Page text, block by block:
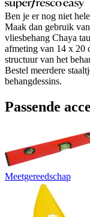
Ben je er nog niet
Maak dan gebruik
vliesbehang Chaya
afmeting van 14 x 20
structuur van het
Bestel meerdere
behangdessins.
Passende
Meetgereedschap